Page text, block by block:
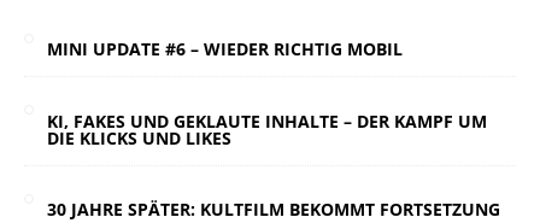
MINI UPDATE #6 – WIEDER RICHTIG MOBIL
KI, FAKES UND GEKLAUTE INHALTE – DER KAMPF UM
DIE KLICKS UND LIKES
30 JAHRE SPÄTER: KULTFILM BEKOMMT FORTSETZUNG